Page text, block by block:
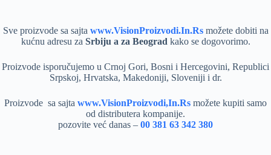
Sve proizvode sa sajta www.VisionProizvodi.In.Rs možete dobiti na
kućnu adresu za Srbiju a za Beograd kako se dogovorimo.
Proizvode isporučujemo u Crnoj Gori, Bosni i Hercegovini, Republici
Srpskoj, Hrvatska, Makedoniji, Sloveniji i dr.
Proizvode sa sajta www.VisionProizvodi,In.Rs možete kupiti samo
od distributera kompanije.
pozovite već danas – 00 381 63 342 380